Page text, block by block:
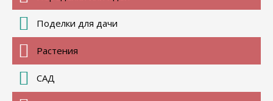
Поделки для дачи
Растения
САД